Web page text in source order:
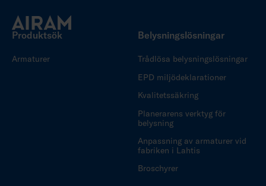
Produktsök
Armaturer
Belysningslösningar
Trådlösa belysningslösningar
EPD miljödeklarationer
Kvalitetssäkring
Planerarens verktyg för
belysning
Anpassning av armaturer vid
fabriken i Lahtis
Broschyrer